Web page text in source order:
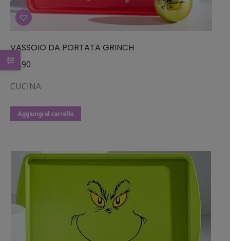
VASSOIO DA PORTATA GRINCH
€ 4.90
CUCINA
Aggiungi al carrello